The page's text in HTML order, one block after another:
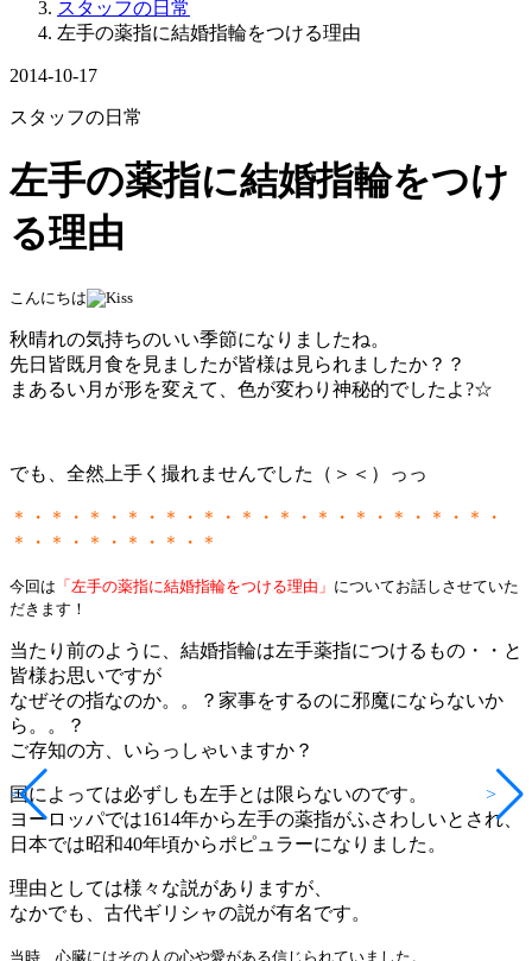
< >
スタッフの日常
左手の薬指に結婚指輪をつける理由
2014-10-17
スタッフの日常
左手の薬指に結婚指輪をつけ
る理由
こんにちは
秋晴れの気持ちのいい季節になりましたね。
先日皆既月食を見ましたが皆様は見られましたか？？
まあるい月が形を変えて、色が変わり神秘的でしたよ?☆
でも、全然上手く撮れませんでした（＞＜）っっ
＊・＊・＊・＊・＊・＊・＊・＊・＊・＊・＊・＊・＊・
＊・＊・＊・＊・＊・＊
今回は 「左手の薬指に結婚指輪をつける理由」 についてお話しさせていた
だきます！
当たり前のように、結婚指輪は左手薬指につけるもの・・と
皆様お思いですが
なぜその指なのか。。？家事をするのに邪魔にならないか
ら。。？
ご存知の方、いらっしゃいますか？
国によっては必ずしも左手とは限らないのです。
ヨーロッパでは1614年から左手の薬指がふさわしいとされ、
日本では昭和40年頃からポピュラーになりました。
理由としては様々な説がありますが、
なかでも、古代ギリシャの説が有名です。
当時、心臓にはその人の心や愛がある信じられていました。